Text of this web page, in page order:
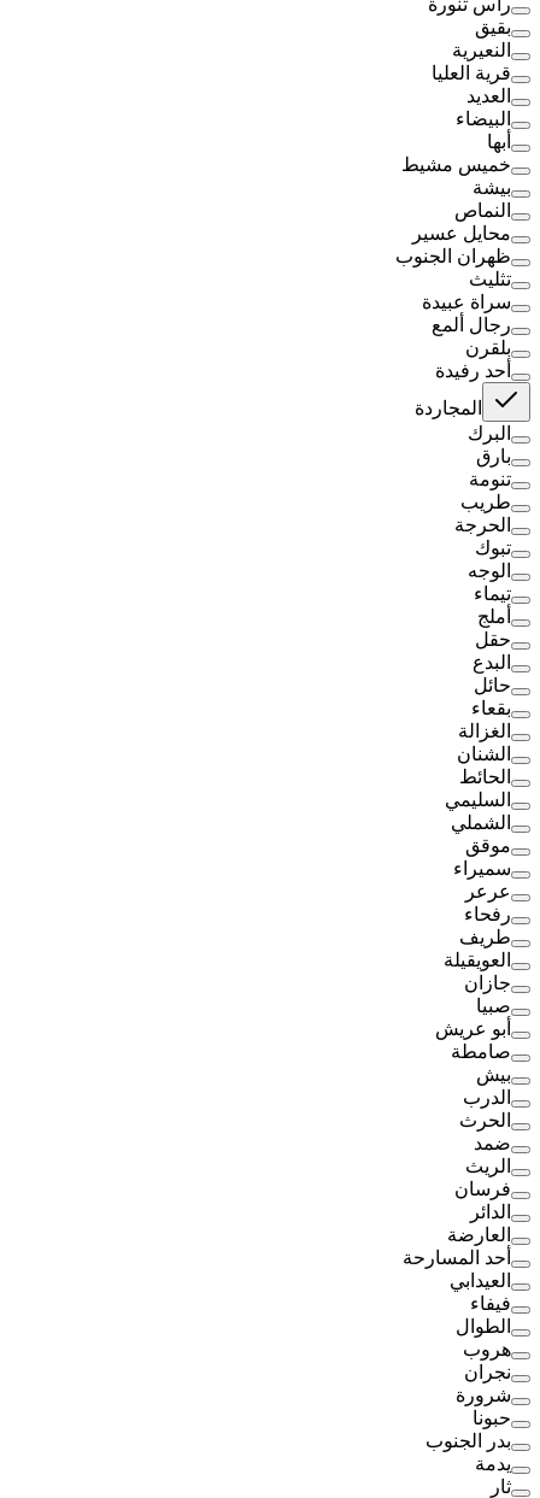
رأس تنورة
بقيق
النعيرية
قرية العليا
العديد
البيضاء
أبها
خميس مشيط
بيشة
النماص
محايل عسير
ظهران الجنوب
تثليث
سراة عبيدة
رجال ألمع
بلقرن
أحد رفيدة
المجاردة
البرك
بارق
تنومة
طريب
الحرجة
تبوك
الوجه
تيماء
أملج
حقل
البدع
حائل
بقعاء
الغزالة
الشنان
الحائط
السليمي
الشملي
موقق
سميراء
عرعر
رفحاء
طريف
العويقيلة
جازان
صبيا
أبو عريش
صامطة
بيش
الدرب
الحرث
ضمد
الريث
فرسان
الدائر
العارضة
أحد المسارحة
العيدابي
فيفاء
الطوال
هروب
نجران
شرورة
حبونا
بدر الجنوب
يدمة
ثار